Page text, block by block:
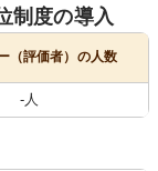
制度の導入
（評価者）の人数
-人